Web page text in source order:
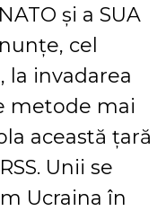
şi a SUA
cel
invadarea
metode mai
această ţară
Unii se
Ucraina în